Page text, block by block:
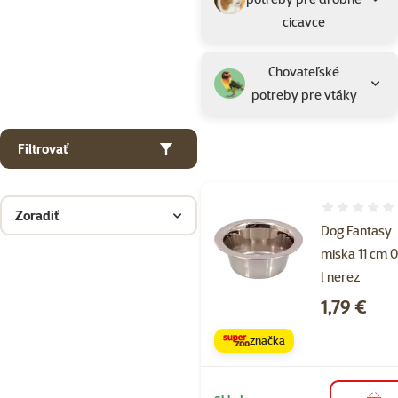
cicavce
Chovateľské
potreby pre vtáky
Filtrovať
Zoradiť
Dog Fantasy
miska 11 cm
l nerez
Cena
1,79 €
značka